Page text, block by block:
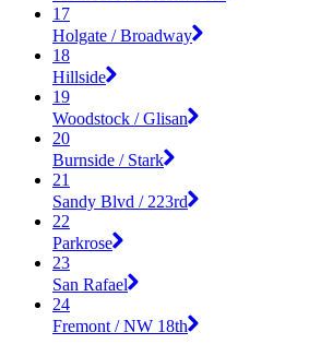
17
Holgate / Broadway
18
Hillside
19
Woodstock / Glisan
20
Burnside / Stark
21
Sandy Blvd / 223rd
22
Parkrose
23
San Rafael
24
Fremont / NW 18th